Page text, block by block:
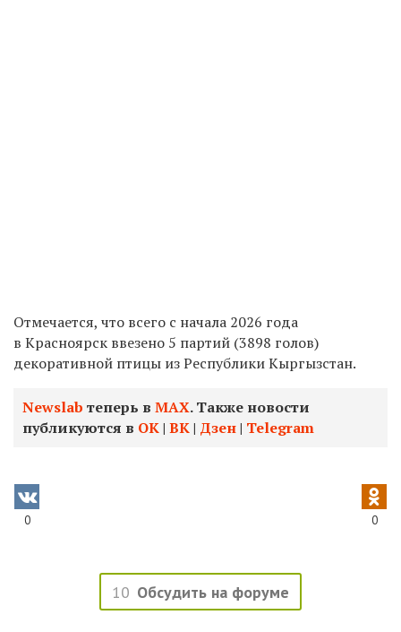
Отмечается, что всего с начала 2026 года
в Красноярск ввезено 5 партий (3898 голов)
декоративной птицы изРеспублики Кыргызстан.
Newslab теперь в МАХ. Также новости
публикуются в ОК| ВК| Дзен| Telegram
0 0
10 Обсудить на форуме